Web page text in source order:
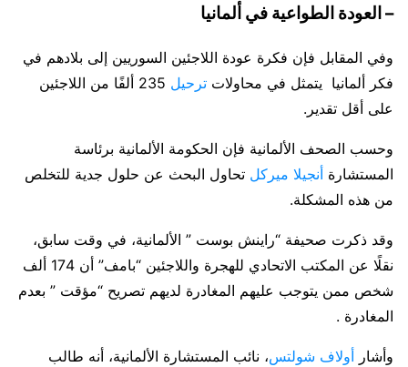
– العودة الطواعية في ألمانيا
وفي المقابل فإن فكرة عودة اللاجئين السوريين إلى بلادهم في
فكر ألمانيا يتمثل في محاولات ترحيل
235 ألفًا من اللاجئين
على أقل تقدير.
وحسب الصحف الألمانية فإن الحكومة الألمانية برئاسة
المستشارة أنجيلا ميركل تحاول البحث عن حلول جدية للتخلص
من هذه المشكلة.
وقد ذكرت صحيفة “راينش بوست ” الألمانية، في وقت سابق،
نقلًا عن المكتب الاتحادي للهجرة واللاجئين “بامف” أن 174 ألف
شخص ممن يتوجب عليهم المغادرة لديهم تصريح “مؤقت ” بعدم
المغادرة .
وأشار أولاف شولتس، نائب المستشارة الألمانية، أنه طالب